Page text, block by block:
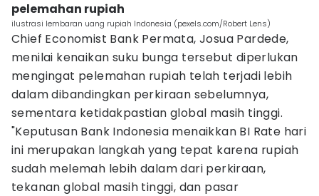
pelemahan rupiah
ilustrasi lembaran uang rupiah Indonesia (pexels.com/Robert Lens)
Chief Economist Bank Permata, Josua Pardede,
menilai kenaikan suku bunga tersebut diperlukan
mengingat pelemahan rupiah telah terjadi lebih
dalam dibandingkan perkiraan sebelumnya,
sementara ketidakpastian global masih tinggi.
"Keputusan Bank Indonesia menaikkan BI Rate hari
ini merupakan langkah yang tepat karena rupiah
sudah melemah lebih dalam dari perkiraan,
tekanan global masih tinggi, dan pasar